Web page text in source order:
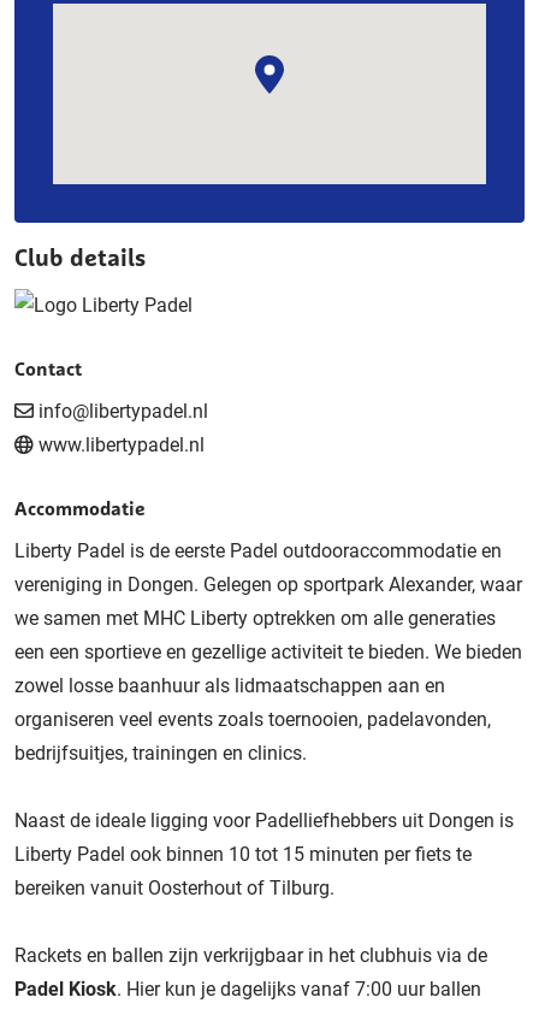
Club details
Contact
info@libertypadel.nl
www.libertypadel.nl
Accommodatie
Liberty Padel is de eerste Padel outdooraccommodatie en
vereniging in Dongen. Gelegen op sportpark Alexander, waar
we samen met MHC Liberty optrekken om alle generaties
een een sportieve en gezellige activiteit te bieden. We bieden
zowel losse baanhuur als lidmaatschappen aan en
organiseren veel events zoals toernooien, padelavonden,
bedrijfsuitjes, trainingen en clinics.
Naast de ideale ligging voor Padelliefhebbers uit Dongen is
Liberty Padel ook binnen 10 tot 15 minuten per fiets te
bereiken vanuit Oosterhout of Tilburg.
Rackets en ballen zijn verkrijgbaar in het clubhuis via de
Padel Kiosk. Hier kun je dagelijks vanaf 7:00 uur ballen